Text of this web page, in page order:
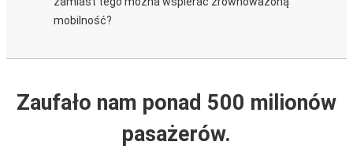
mobilność?
Zaufało nam ponad 500 milionów
pasażerów.